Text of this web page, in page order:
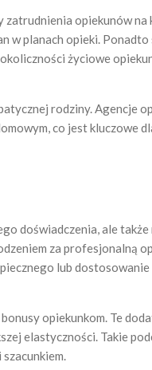
zatrudnienia opiekunów
w planach opieki.
życiowe
rodziny. Agencje
co jest kluczowe
doświadczenia, ale
za profesjonalną
lub
opiekunkom. Te
elastyczności. Takie